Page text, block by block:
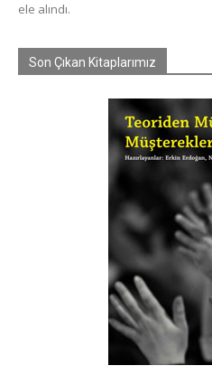
ele alındı.
Son Çıkan Kitaplarımız